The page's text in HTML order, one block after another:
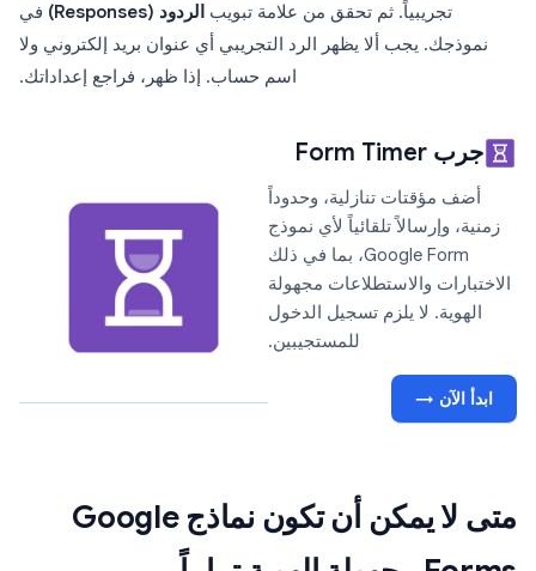
تجريبياً. ثم تحقق من علامة تبويب الردود (Responses)
في
نموذجك. يجب ألا يظهر الرد التجريبي أي عنوان بريد إلكتروني ولا
اسم حساب. إذا ظهر، فراجع إعداداتك.
جرب Form Timer
أضف مؤقتات تنازلية، وحدوداً
زمنية، وإرسالاً تلقائياً لأي نموذج
Google Form، بما في ذلك
الاختبارات والاستطلاعات مجهولة
الهوية. لا يلزم تسجيل الدخول
للمستجيبين.
ابدأ الآن →
متى لا يمكن أن تكون نماذج Google